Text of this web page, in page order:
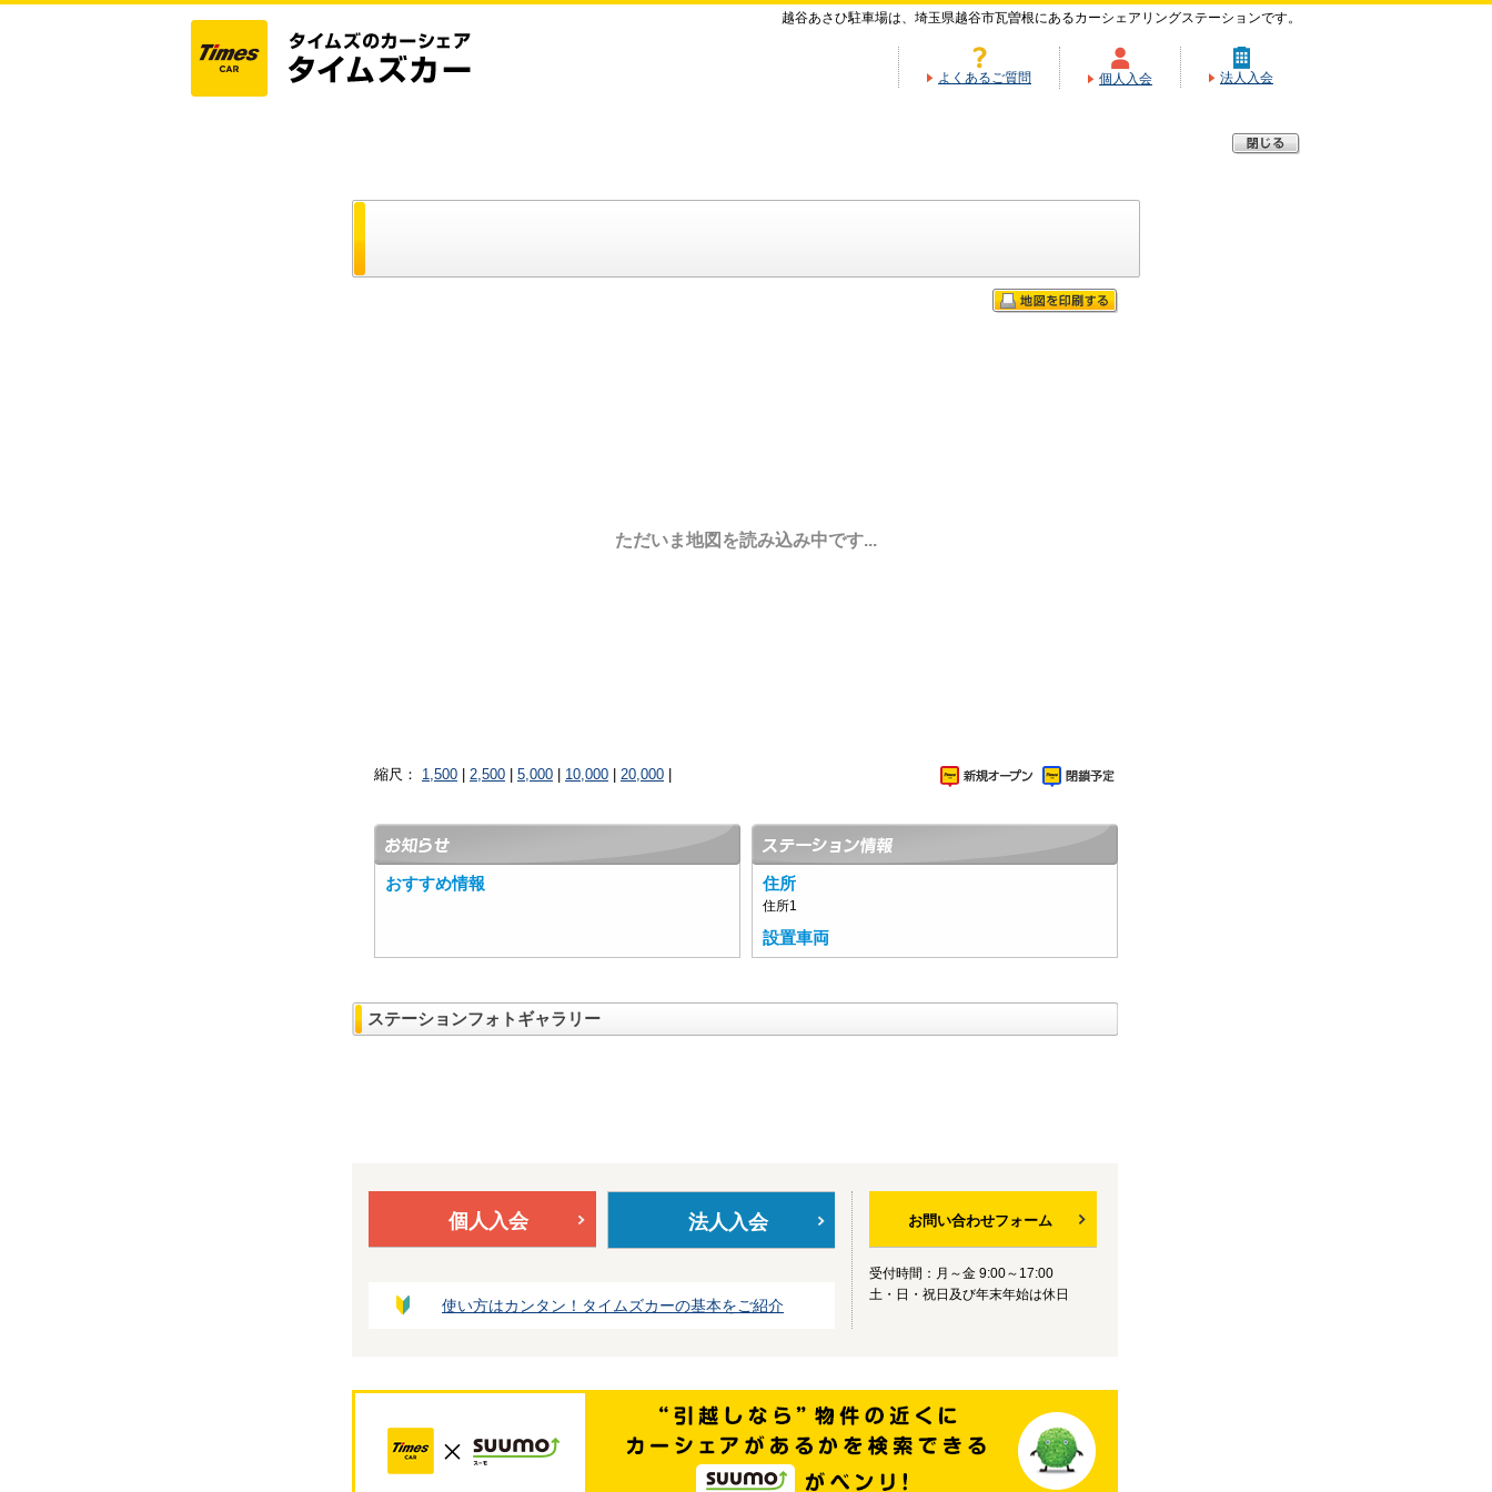
越谷あさひ駐車場は、埼玉県越谷市瓦曽根にあるカーシェアリングステーションです。
よくあるご質問 個人入会 法人入会
ただいま地図を読み込み中です...
縮尺： 1,500 2,500 5,000 10,000 20,000
おすすめ情報 住所
住所1
設置車両
ステーションフォトギャラリー
個人入会 法人入会
使い方はカンタン！タイムズカーの基本をご紹介
お問い合わせフォーム
受付時間：月～金 9:00～17:00
土・日・祝日及び年末年始は休日